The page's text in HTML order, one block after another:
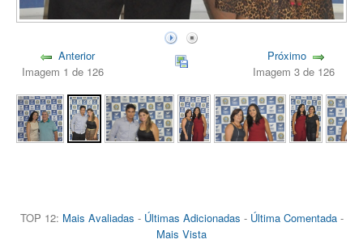
Anterior
Imagem 1 de 126
Próximo
Imagem 3 de 126
TOP 12: Mais Avaliadas - Últimas Adicionadas - Última Comentada-
Mais Vista